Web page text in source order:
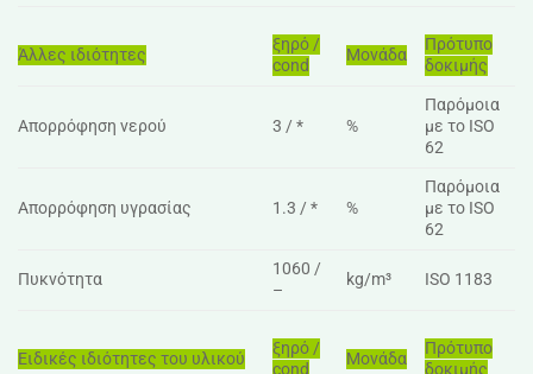
Άλλες ιδιότητες
ξηρό /
cond
Μονάδα
Πρότυπο
δοκιμής
Απορρόφηση νερού 3 / * %
Παρόμοια
με το ISO
62
Απορρόφηση υγρασίας 1.3 / * %
Παρόμοια
με το ISO
62
Πυκνότητα
1060 /
–
kg/m³ ISO 1183
Ειδικές ιδιότητες του υλικού
ξηρό /
cond
Μονάδα
Πρότυπο
δοκιμής